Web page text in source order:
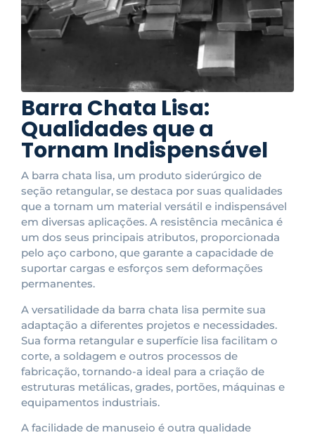
Barra Chata Lisa:
Qualidades que a
Tornam Indispensável
A barra chata lisa, um produto siderúrgico de
seção retangular, se destaca por suas qualidades
que a tornam um material versátil e indispensável
em diversas aplicações. A resistência mecânica é
um dos seus principais atributos, proporcionada
pelo aço carbono, que garante a capacidade de
suportar cargas e esforços sem deformações
permanentes.
A versatilidade da barra chata lisa permite sua
adaptação a diferentes projetos e necessidades.
Sua forma retangular e superfície lisa facilitam o
corte, a soldagem e outros processos de
fabricação, tornando-a ideal para a criação de
estruturas metálicas, grades, portões, máquinas e
equipamentos industriais.
A facilidade de manuseio é outra qualidade